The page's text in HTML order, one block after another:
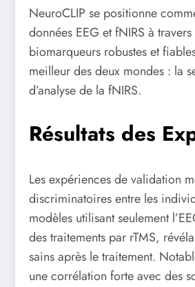
NeuroCLIP se positionne
données EEG et fNIRS à
biomarqueurs robustes et
meilleur des deux mondes : la
d’analyse de la fNIRS.
Résultats des
Les expériences de validation
discriminatoires entre les
modèles utilisant seulement
des traitements par rTMS,
sains après le traitement.
une corrélation forte avec des